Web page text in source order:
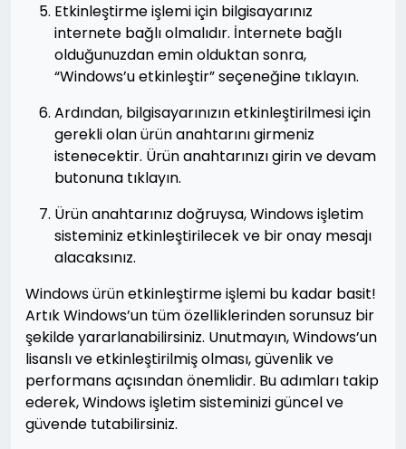
Etkinleştirme işlemi için bilgisayarınız
internete bağlı olmalıdır. İnternete bağlı
olduğunuzdan emin olduktan sonra,
“Windows’u etkinleştir” seçeneğine tıklayın.
Ardından, bilgisayarınızın etkinleştirilmesi için
gerekli olan ürün anahtarını girmeniz
istenecektir. Ürün anahtarınızı girin ve devam
butonuna tıklayın.
Ürün anahtarınız doğruysa, Windows işletim
sisteminiz etkinleştirilecek ve bir onay mesajı
alacaksınız.
Windows ürün etkinleştirme işlemi bu kadar basit!
Artık Windows’un tüm özelliklerinden sorunsuz bir
şekilde yararlanabilirsiniz. Unutmayın, Windows’un
lisanslı ve etkinleştirilmiş olması, güvenlik ve
performans açısından önemlidir. Bu adımları takip
ederek, Windows işletim sisteminizi güncel ve
güvende tutabilirsiniz.